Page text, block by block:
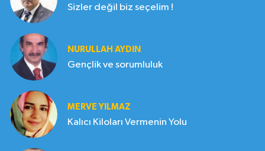
Sizler değil biz seçelim !
NURULLAH AYDIN
Gençlik ve sorumluluk
MERVE YILMAZ
Kalıcı Kiloları Vermenin Yolu